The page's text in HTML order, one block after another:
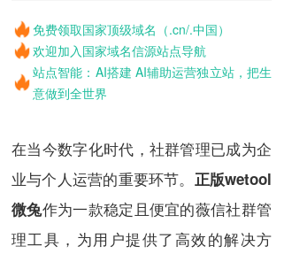
免费领取国家顶级域名（.cn/.中国）
欢迎加入国家域名信源站点导航
站点智能：AI搭建 AI辅助运营独立站，把生
意做到全世界
在当今数字化时代，社群管理已成为企
业与个人运营的重要环节。 正版wetool
微兔作为一款稳定且便宜的薇信社群管
理工具，为用户提供了高效的解决方